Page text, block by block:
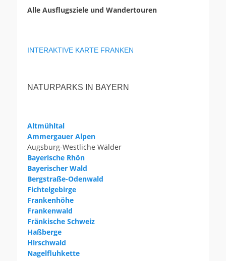
Alle Ausflugsziele und Wandertouren
INTERAKTIVE KARTE FRANKEN
NATURPARKS IN BAYERN
Altmühltal
Ammergauer Alpen
Augsburg-Westliche Wälder
Bayerische Rhön
Bayerischer Wald
Bergstraße-Odenwald
Fichtelgebirge
Frankenhöhe
Frankenwald
Fränkische Schweiz
Haßberge
Hirschwald
Nagelfluhkette